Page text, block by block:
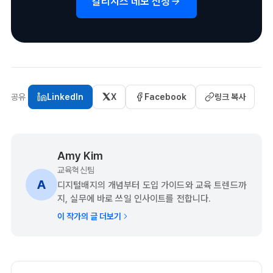
공유 LinkedIn X Facebook 링크 복사
A
Amy Kim
교육혁신팀
디지털배지의 개념부터 도입 가이드와 교육 트렌드까
지, 실무에 바로 쓰일 인사이트를 전합니다.
이 작가의 글 더보기